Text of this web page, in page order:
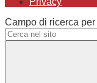
Campo di ricerca